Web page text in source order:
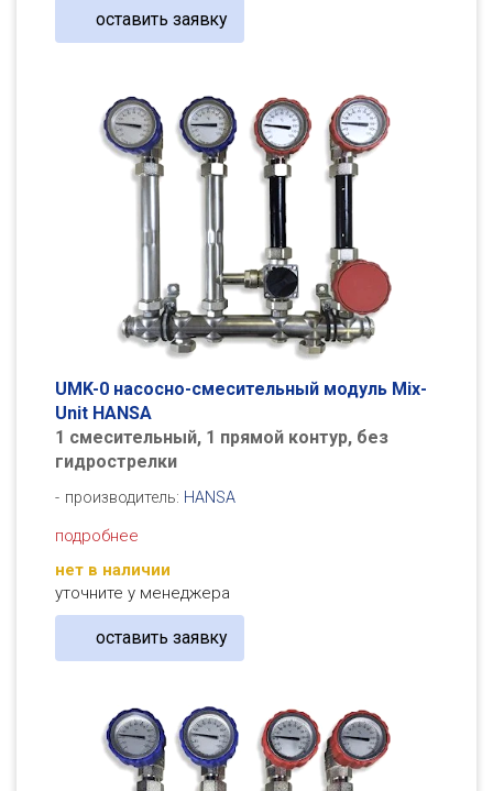
оставить заявку
UМK-0 насосно-смесительный модуль Mix-
Unit HANSA
1 смесительный, 1 прямой контур, без
гидрострелки
производитель: HANSA
подробнее
нет в наличии
уточните у менеджера
оставить заявку